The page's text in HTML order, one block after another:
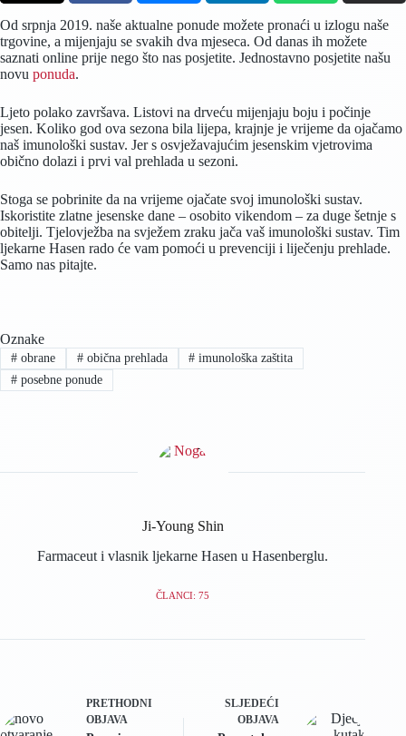
Od srpnja 2019. naše aktualne ponude možete pronaći u izlogu naše
trgovine, a mijenjaju se svakih dva mjeseca. Od danas ih možete
saznati online prije nego što nas posjetite. Jednostavno posjetite našu
novu ponuda.
Ljeto polako završava. Listovi na drveću mijenjaju boju i počinje
jesen. Koliko god ova sezona bila lijepa, krajnje je vrijeme da ojačamo
naš imunološki sustav. Jer s osvježavajućim jesenskim vjetrovima
obično dolazi i prvi val prehlada u sezoni.
Stoga se pobrinite da na vrijeme ojačate svoj imunološki sustav.
Iskoristite zlatne jesenske dane – osobito vikendom – za duge šetnje s
obitelji. Tjelovježba na svježem zraku jača vaš imunološki sustav. Tim
ljekarne Hasen rado će vam pomoći u prevenciji i liječenju prehlade.
Samo nas pitajte.
Oznake
#obrane #obična prehlada # imunološka zaštita
#posebne ponude
Ji-Young Shin
Farmaceut i vlasnik ljekarne Hasen u Hasenberglu.
ČLANCI: 75
PRETHODNI
OBJAVA
SLJEDEĆI
OBJAVA